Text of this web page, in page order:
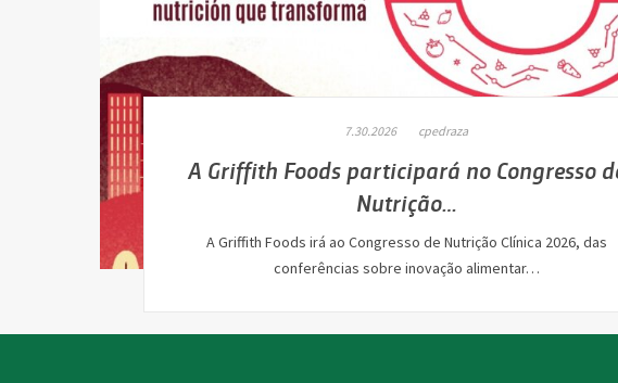
7.30.2026 cpedraza
A Griffith Foods participará no Congresso
Nutrição…
A Griffith Foods irá ao Congresso de Nutrição Clínica 2026, das
conferências sobre inovação alimentar…